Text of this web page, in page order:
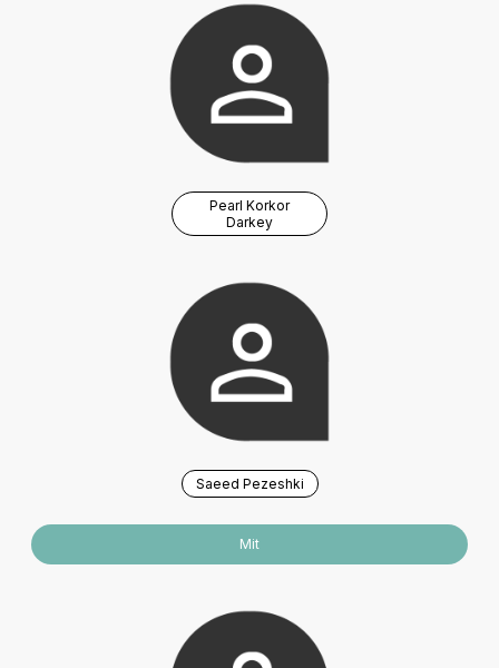
Pearl Korkor
Darkey
Saeed Pezeshki
Mit